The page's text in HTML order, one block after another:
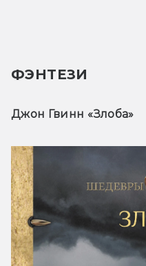
ФЭНТЕЗИ
Джон Гвинн «Злоба»